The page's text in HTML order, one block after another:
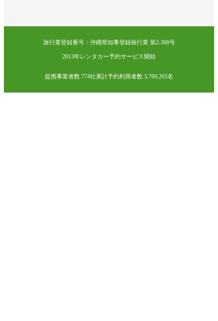
旅行業登録番号：沖縄県知事登録旅行業 第2-368号
2013年レンタカー予約サービス開始
提携事業者数 774社累計予約利用者数 3,769,265名